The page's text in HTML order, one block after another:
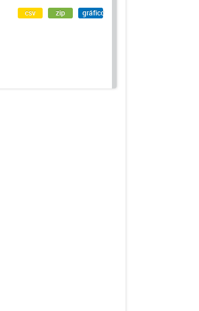
csv zip gráfico